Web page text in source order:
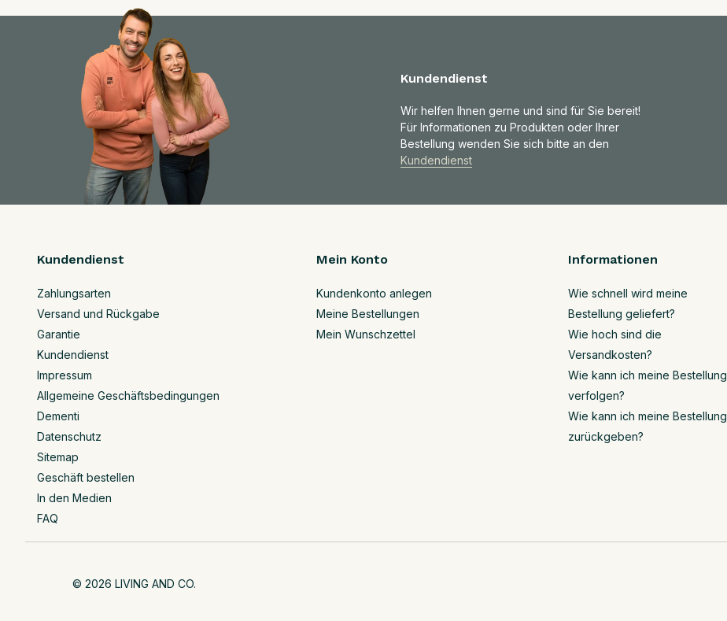
Kundendienst
Wir helfen Ihnen gerne und sind für Sie bereit!
Für Informationen zu Produkten oder Ihrer
Bestellung wenden Sie sich bitte an den
Kundendienst
Kundendienst
Zahlungsarten
Versand und Rückgabe
Garantie
Kundendienst
Impressum
Allgemeine Geschäftsbedingungen
Dementi
Datenschutz
Sitemap
Geschäft bestellen
In den Medien
FAQ
Mein Konto
Kundenkonto anlegen
Meine Bestellungen
Mein Wunschzettel
Informationen
Wie schnell wird meine
Bestellung geliefert?
Wie hoch sind die
Versandkosten?
Wie kann ich meine Bestellung
verfolgen?
Wie kann ich meine Bestellung
zurückgeben?
© 2026 LIVING AND CO.